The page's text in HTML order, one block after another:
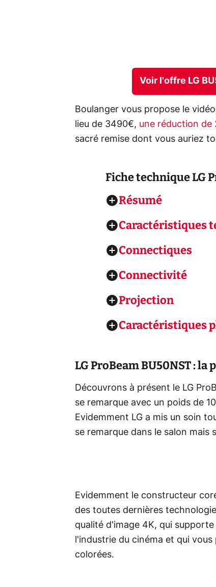
Voir l'offre LG
Boulanger vous propose le
lieu de 3490€, une réduction de
sacré remise dont vous auriez
Fiche techniqueLG
Résumé
Caractéristiques
Connectiques
Connectivité
Projection
Caractéristiques
LG ProBeam BU50NST :
Découvrons à présent le LG
se remarque avec un poids de
Evidemment LG a mis un soin
se remarque dans le salon
Evidemment le constructeur
des toutes dernières
qualité d'image 4K, qui
l'industrie du cinéma et qui
colorées.